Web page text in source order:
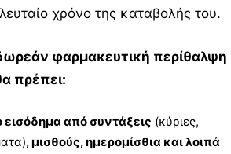
χρόνο της καταβολής του.
δωρεάν φαρμακευτική περίθαλψη
πρέπει:
εισόδημα από συντάξεις (κύριες,
, μισθούς, ημερομίσθια και λοιπά